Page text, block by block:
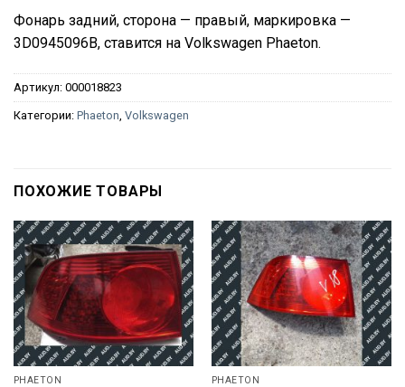
Фонарь задний, сторона — правый, маркировка —
3D0945096B, ставится на Volkswagen Phaeton.
Артикул: 000018823
Категории: Phaeton, Volkswagen
ПОХОЖИЕ ТОВАРЫ
PHAETON PHAETON